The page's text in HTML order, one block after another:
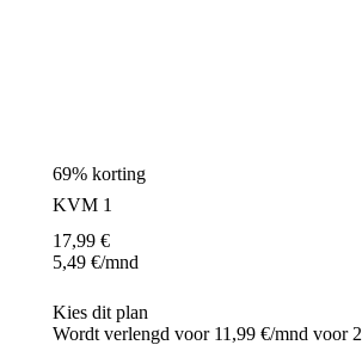
69% korting
KVM 1
17,99 €
5,49 €/mnd
Kies dit plan
Wordt verlengd voor 11,99 €/mnd voor 2